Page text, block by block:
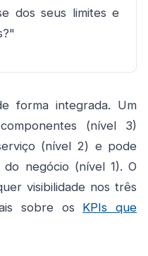
dos seus limites e
forma integrada. Um
(nível 3)
(nível 2) e pode
negócio (nível 1). O
visibilidade nos três
sobre os KPIs que